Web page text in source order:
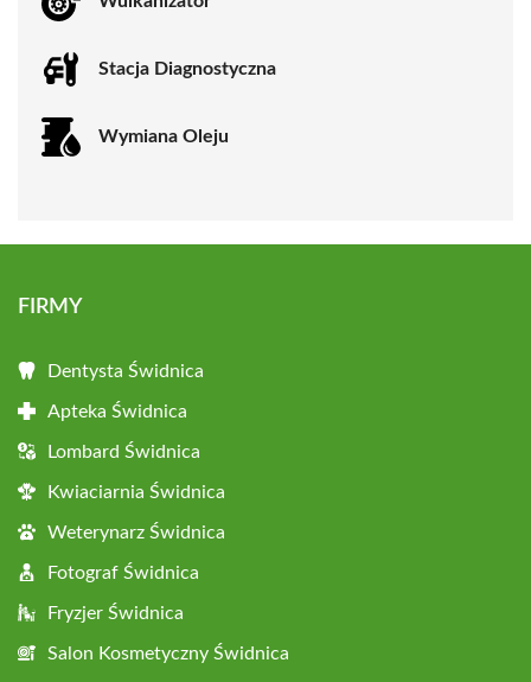
Stacja Diagnostyczna
Wymiana Oleju
FIRMY
Dentysta Świdnica
Apteka Świdnica
Lombard Świdnica
Kwiaciarnia Świdnica
Weterynarz Świdnica
Fotograf Świdnica
Fryzjer Świdnica
Salon Kosmetyczny Świdnica